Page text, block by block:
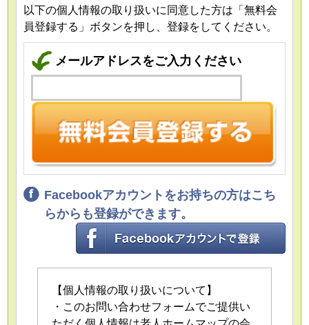
以下の個人情報の取り扱いに同意した方は「無料会
員登録する」ボタンを押し、登録をしてください。
メールアドレスをご入力ください
Facebookアカウントをお持ちの方はこち
らからも登録ができます。
【個人情報の取り扱いについて】
・このお問い合わせフォームでご提供い